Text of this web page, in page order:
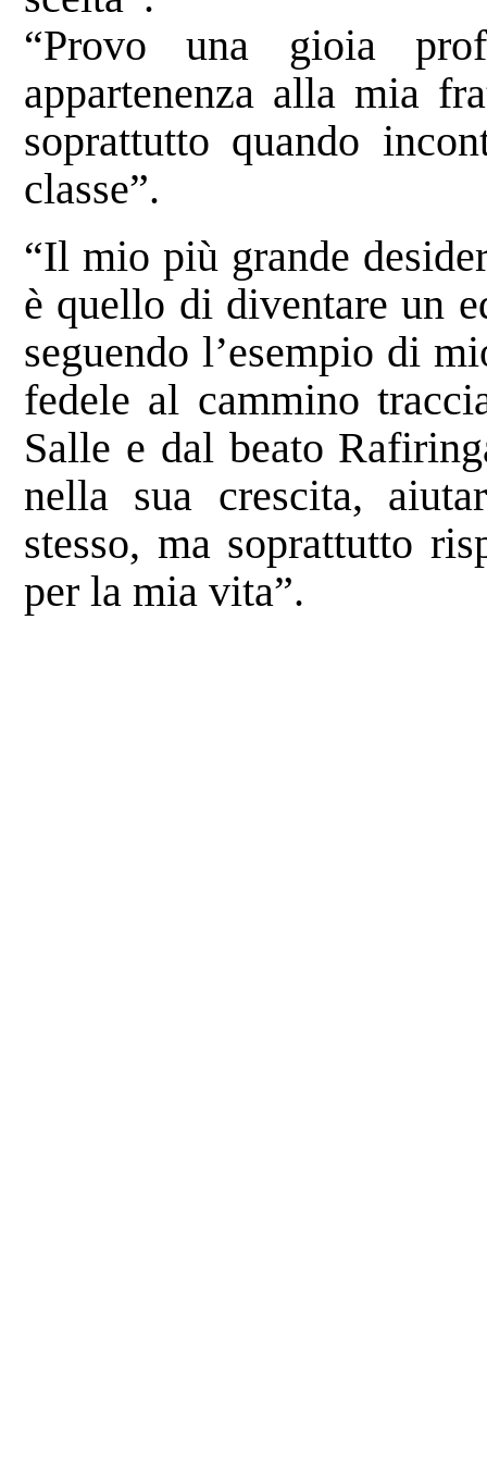
“Provo una gioia
appartenenza alla mia
soprattutto quando
classe”.
“Il mio più grande
è quello di diventare un
seguendo l’esempio di
fedele al cammino
Salle e dal beato
nella sua crescita,
stesso, ma soprattutto
per la mia vita”.